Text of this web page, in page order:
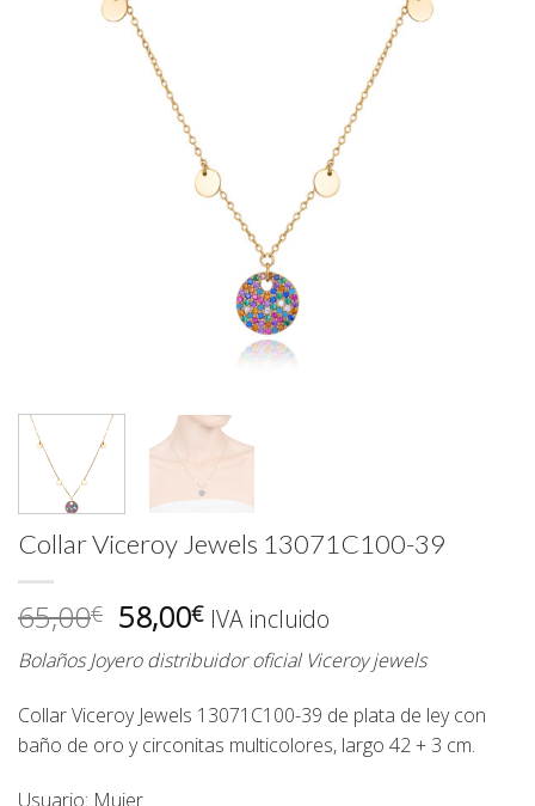
Collar Viceroy Jewels 13071C100-39
65,00€ El
precio
original
era:
65,00€.
58,00€El
precio
actual
es:
58,00€.
IVA incluido
Bolaños Joyero distribuidor oficial Viceroy jewels
Collar Viceroy Jewels 13071C100-39 de plata de ley con
baño de oro y circonitas multicolores, largo 42 + 3 cm.
Usuario: Mujer